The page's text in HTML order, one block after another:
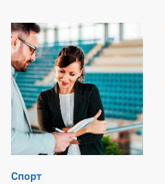
Спорт